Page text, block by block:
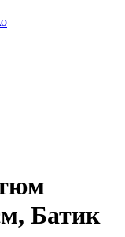
Батик